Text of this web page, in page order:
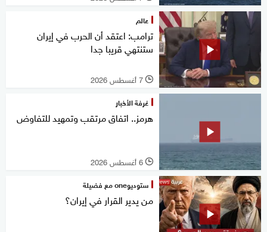
عالم
ترامب: اعتقد أن الحرب في إيران
ستنتهي قريبا جدا
l 7 أغسطس 2026
غرفة الأخبار
هرمز.. اتفاق مرتقب وتمهيد للتفاوض
l 6 أغسطس 2026
ستوديوone مع فضيلة
من يدير القرار في إيران؟